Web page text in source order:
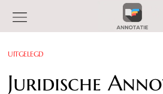
UITGELEGD
Juridische